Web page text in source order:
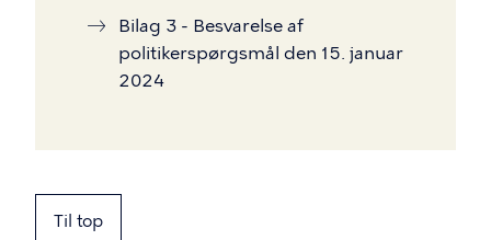
Bilag 3 - Besvarelse af
politikerspørgsmål den 15. januar
2024
Til top